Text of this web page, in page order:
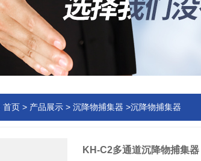
首页 > 产品展示 > 沉降物捕集器 >沉降物捕集器
KH-C2多通道沉降物捕集器